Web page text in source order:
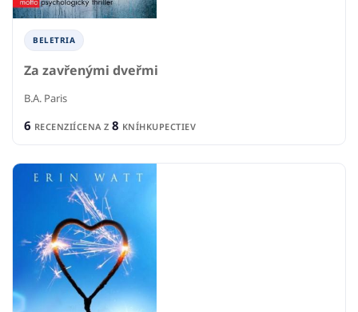
BELETRIA
Za zavřenými dveřmi
B.A. Paris
6 RECENZIÍCENA Z 8 KNÍHKUPECTIEV